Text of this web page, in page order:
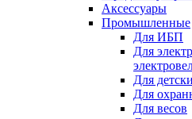
Аксессуары
Промышленные
Для ИБП
Для
Для
Для
Для весов